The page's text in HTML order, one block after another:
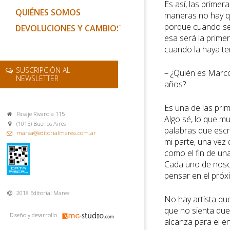
QUIÉNES SOMOS
DEVOLUCIONES Y CAMBIOS
SUSCRIPCIÓN AL
NEWSLETTER
Pasaje Rivarola 115
(1015) Buenos Aires
marea@editorialmarea.com.ar
2018 Editorial Marea
Diseño y desarrollo
Es así, las
maneras no hay
porque cuando
esa será la
cuando la haya
– ¿Quién es
años?
Es una de las
Algo sé, lo que
palabras que
mi parte, una
como el fin de
Cada uno de
pensar en el
No hay artista
que no sienta
alcanza para el